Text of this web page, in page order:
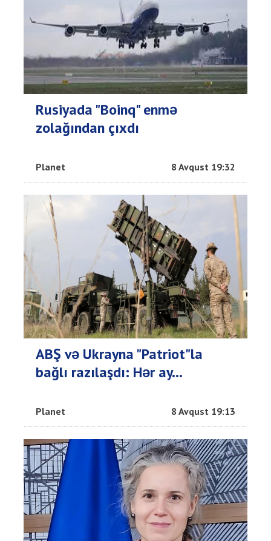
Rusiyada "Boinq" enmə
zolağından çıxdı
Planet 8 Avqust 19:32
ABŞ və Ukrayna "Patriot"la
bağlı razılaşdı: Hər ay...
Planet 8 Avqust 19:13